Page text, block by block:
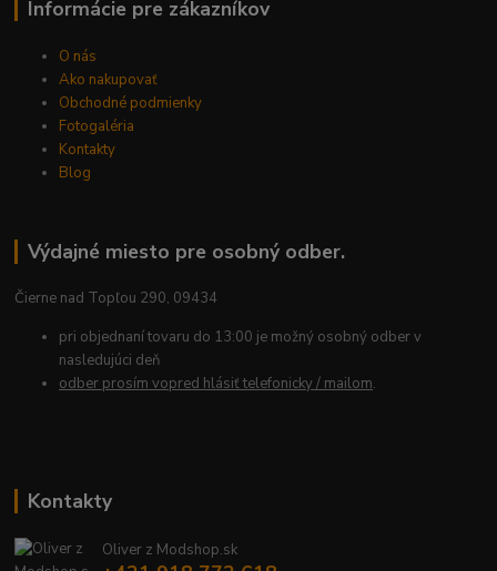
Informácie pre zákazníkov
O nás
Ako nakupovať
Obchodné podmienky
Fotogaléria
Kontakty
Blog
Výdajné miesto pre osobný odber.
Čierne nad Topľou 290, 09434
pri objednaní tovaru do 13:00 je možný osobný odber v
nasledujúci deň
odber prosím vopred hlásiť telefonicky / mailom.
Kontakty
Oliver z Modshop.sk